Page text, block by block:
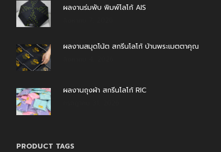
ผลงานร่มพับ พิมพ์โลโก้ AIS
ผลงานสมุดโน้ต สกรีนโลโก้ บ้านพระเมตตาคุณ
ผลงานถุงผ้า สกรีนโลโก้ RIC
PRODUCT TAGS